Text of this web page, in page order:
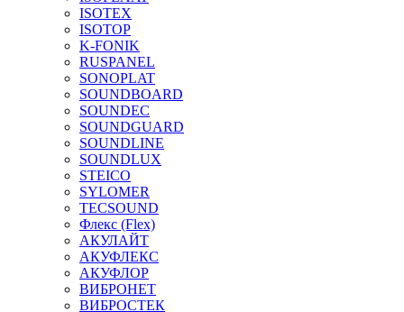
ISOTEX
ISOTOP
K-FONIK
RUSPANEL
SONOPLAT
SOUNDBOARD
SOUNDEC
SOUNDGUARD
SOUNDLINE
SOUNDLUX
STEICO
SYLOMER
TECSOUND
Флекс (Flex)
АКУЛАЙТ
АКУФЛЕКС
АКУФЛОР
ВИБРОНЕТ
ВИБРОСТЕК